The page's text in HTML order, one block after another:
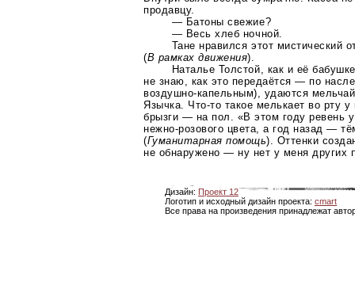
продавцу.
— Батоны свежие?
— Весь хлеб ночной.
Тане нравился этот мистический
(В рамках движения).
Наталье Толстой, как и её
не знаю, как это передаётся — по
воздушно-капельным) , удаются
Язычка. Что-то такое мелькает во рту у
брызги — на пол. «В этом году ревень
нежно-розового цвета, а год назад —
(Гуманитарная помощь). Оттенки
не обнаружено — ну нет у меня других
Дизайн: Проект 12
Логотип и исходный дизайн проекта: cmart
Все права на произведения принадлежат